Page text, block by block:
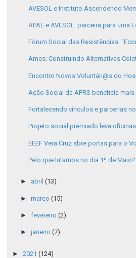
AVESOL e Instituto Ascendendo
APAE e AVESOL: parceira para uma
Fórum Social das Resistências:
Ames: Construindo Alternativas
Encontro Novos Voluntári@s do
Ação Social da APRS beneficia mais
Fortalecendo vínculos e parcerias
Projeto social premiado leva
EEEF Vera Cruz abre portas para o
Pelo que lutamos no dia 1º de Maio?
► abril (13)
► março (15)
► fevereiro (2)
► janeiro (7)
► 2021 (124)